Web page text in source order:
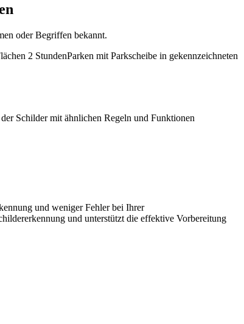
oder Begriffen bekannt.
2 StundenParken mit Parkscheibe in gekennzeichneten
Schilder mit ähnlichen Regeln und Funktionen
und weniger Fehler bei Ihrer
und unterstützt die effektive Vorbereitung